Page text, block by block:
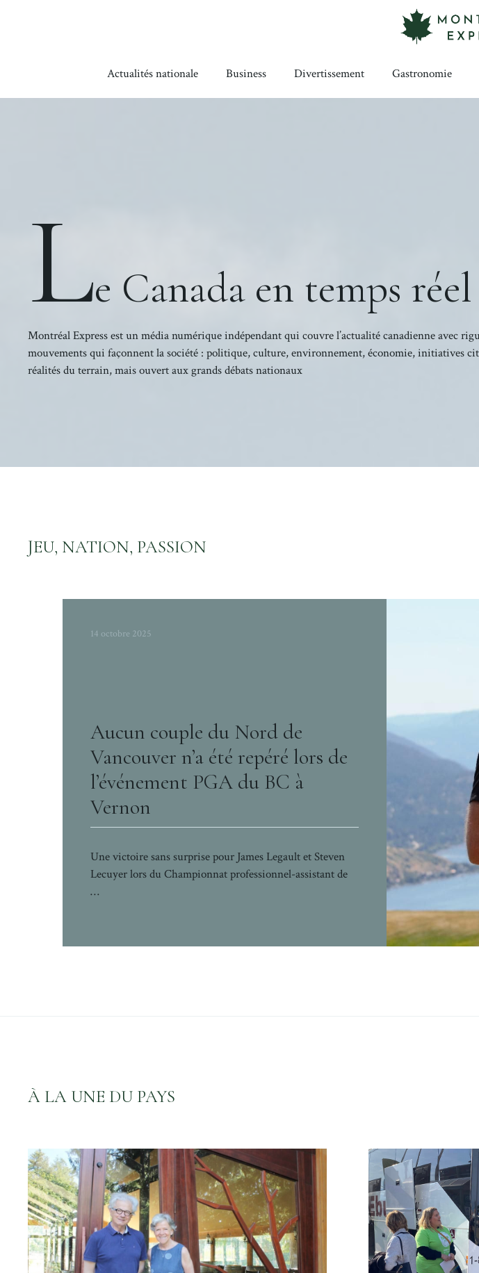
Actualités nationale Business Divertissement Gastronomie
Le Canada en temps réel
Montréal Express est un média numérique indépendant qui couvre l’actualité canadienne avec
mouvements qui façonnent la société : politique, culture, environnement, économie, initiatives
réalités du terrain, mais ouvert aux grands débats nationaux
JEU, NATION, PASSION
14 octobre 2025
Aucun couple du Nord de
Vancouver n’a été repéré lors de
l’événement PGA du BC à
Vernon
Une victoire sans surprise pour James Legault et Steven
Lecuyer lors du Championnat professionnel-assistant de
…
À LA UNE DU PAYS